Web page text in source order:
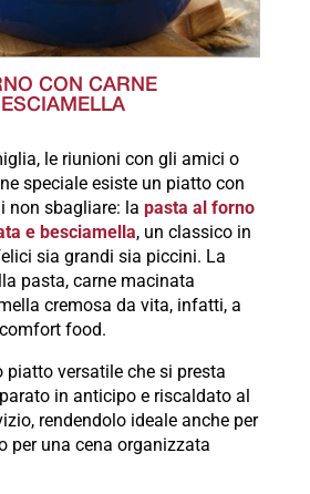
CON CARNE
le riunioni con gli amici o
speciale esiste un piatto con
non sbagliare: la pasta al forno
e besciamella, un classico in
sia grandi sia piccini. La
pasta, carne macinata
cremosa da vita, infatti, a
food.
piatto versatile che si presta
in anticipo e riscaldato al
rendendolo ideale anche per
per una cena organizzata